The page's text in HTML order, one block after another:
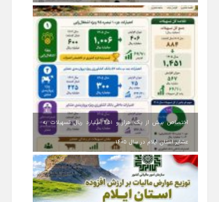
اختصاص بیش از یک هزار و ۴۵۱ میلیارد ریال تسهیلات به
عشایر استان ایلام در سال ۱۴۰۵